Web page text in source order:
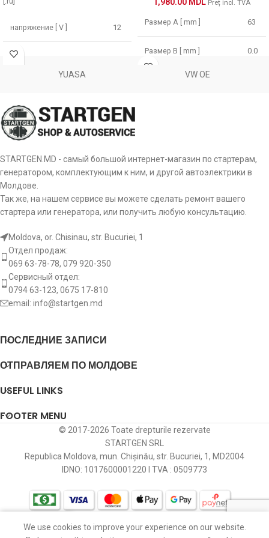
напряжение [ V ] 12
Мощность [ kW ]
Размер B [ mm ] 24
Количество зубьев
головке [ szt ]
Вращение пускателя
[:]
Preț incl. TVA
Размер А [ mm ] 63
Размер B [ mm ] 0.0
Мощность [ kW ]
Число резьбовых
Количество зубьев
YUASA VW OE
STARTGEN.MD - самый большой интернет-магазин по стартерам,
генератором, комплектующим к ним, и другой автоэлектрики в
Молдове.
Так же, на нашем сервисе вы можете сделать ремонт вашего
стартера или генератора, или получить любую консультацию.
Moldova, or. Chisinau, str. Bucuriei, 1
Отдел продаж:
069 63-78-78, 079 920-350
Сервисный отдел:
0794 63-123, 0675 17-810
email: info@startgen.md
ПОСЛЕДНИЕ ЗАПИСИ
ОТПРАВЛЯЕМ ПО МОЛДОВЕ
USEFUL LINKS
FOOTER MENU
© 2017-2026 Toate drepturile rezervate
STARTGEN SRL
Republica Moldova, mun. Chișinău, str. Bucuriei, 1, MD2004
IDNO: 1017600001220 I TVA : 0509773
ИзбранноеКорзина
Мой профиль
We use cookies to improve your experience on our website.